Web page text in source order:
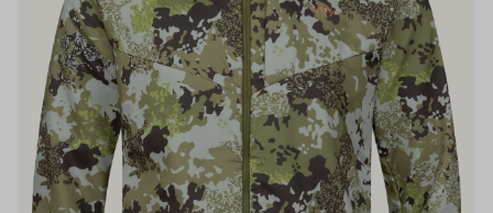
stufenlosem Bull-Barrel-Design gestaltet, das ihr sowohl ein
geringes Gewicht als auch ein ausgesprochen attraktives
Gesamtbild verleiht.